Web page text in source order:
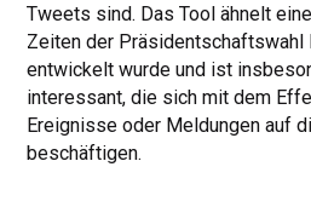
Tweets sind. Das Tool ähnelt
Zeiten der Präsidentschaftswahl
entwickelt wurde und ist
interessant, die sich mit dem
Ereignisse oder Meldungen auf
beschäftigen.